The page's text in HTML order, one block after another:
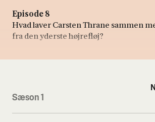
Episode 8
Hvad laver Carsten Thrane sammen
fra den yderste højrefløj?
Sæson 1